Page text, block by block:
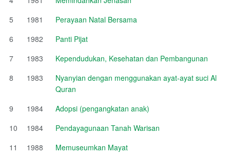
5
1981
Perayaan Natal Bersama
6
1982
Panti Pijat
7
1983
Kependudukan, Kesehatan dan Pembangunan
8
1983
Nyanyian dengan menggunakan ayat-ayat suci Al
Quran
9
1984
Adopsi (pengangkatan anak)
10
1984
Pendayagunaan Tanah Warisan
11
1988
Memuseumkan Mayat